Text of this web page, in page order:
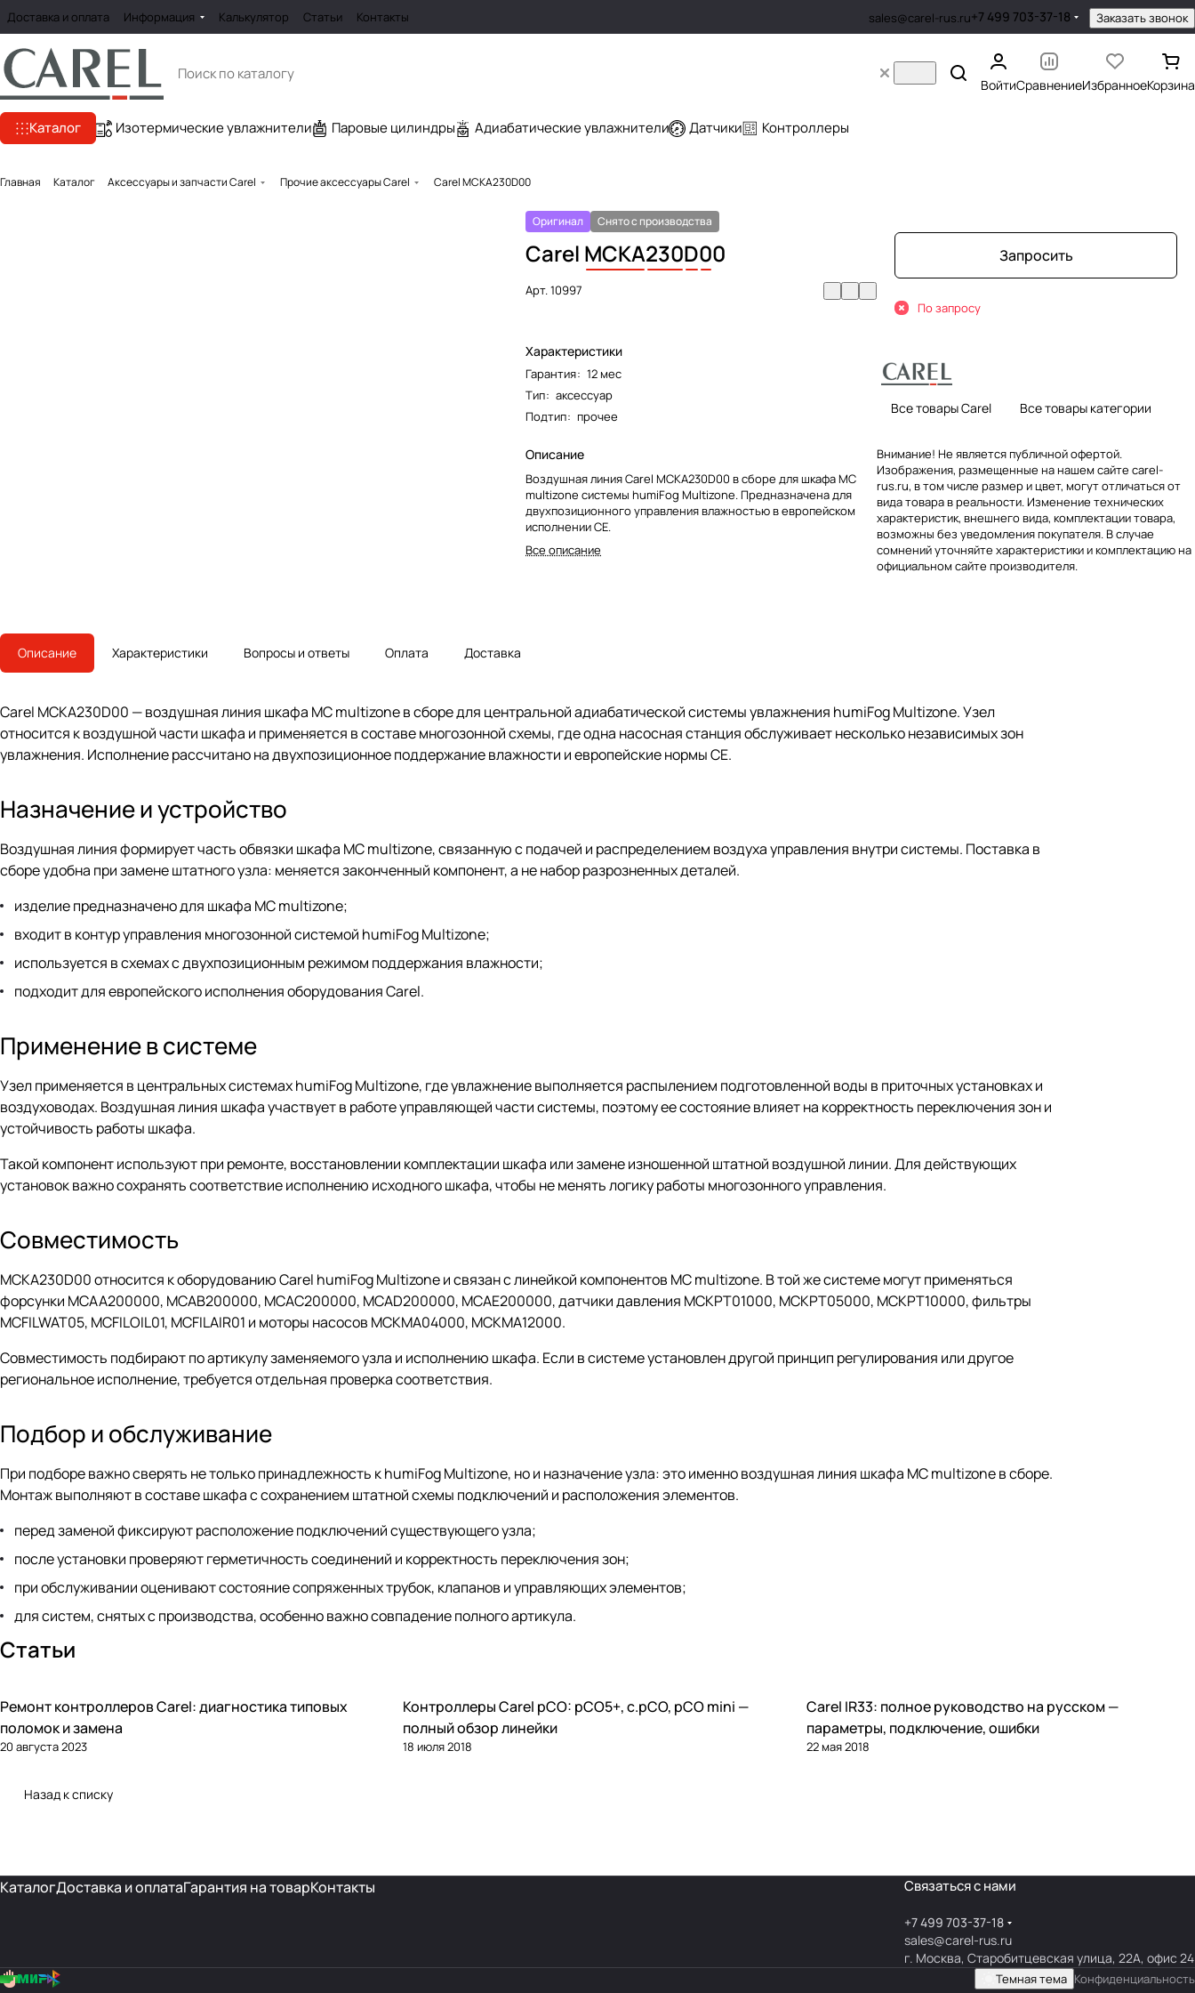
Доставка и оплата Информация Калькулятор Статьи Контакты sales@carel-rus.ru+7 499 703-37-18 Заказать звонок
ВойтиСравнениеИзбранноеКорзина
Каталог Изотермические увлажнители Паровые цилиндры Адиабатические увлажнители Датчики Контроллеры
Главная Каталог Аксессуары и запчасти Carel Прочие аксессуары Carel Carel MCKA230D00
Оригинал Снято с производства
Carel MCKA230D00
Арт.10997
Характеристики
Гарантия: 12 мес
Тип: аксессуар
Подтип: прочее
Описание
Воздушная линия Carel MCKA230D00 в сборе для шкафа MC
multizone системы humiFog Multizone. Предназначена для
двухпозиционного управления влажностью в европейском
исполнении CE.
Все описание
Запросить
По запросу
Все товары Carel Все товары категории
Внимание! Не является публичной офертой.
Изображения, размещенные на нашем сайте carel-
rus.ru, в том числе размер и цвет, могут отличаться от
вида товара в реальности. Изменение технических
характеристик, внешнего вида, комплектации товара,
возможны без уведомления покупателя. В случае
сомнений уточняйте характеристики и комплектацию на
официальном сайте производителя.
Описание Характеристики Вопросы и ответы Оплата Доставка
Carel MCKA230D00 — воздушная линия шкафа MC multizone в сборе для центральной адиабатической системы увлажнения humiFog Multizone. Узел
относится к воздушной части шкафа и применяется в составе многозонной схемы, где одна насосная станция обслуживает несколько независимых зон
увлажнения. Исполнение рассчитано на двухпозиционное поддержание влажности и европейские нормы CE.
Назначение и устройство
Воздушная линия формирует часть обвязки шкафа MC multizone, связанную с подачей и распределением воздуха управления внутри системы. Поставка в
сборе удобна при замене штатного узла: меняется законченный компонент, а не набор разрозненных деталей.
изделие предназначено для шкафа MC multizone;
входит в контур управления многозонной системой humiFog Multizone;
используется в схемах с двухпозиционным режимом поддержания влажности;
подходит для европейского исполнения оборудования Carel.
Применение в системе
Узел применяется в центральных системах humiFog Multizone, где увлажнение выполняется распылением подготовленной воды в приточных установках и
воздуховодах. Воздушная линия шкафа участвует в работе управляющей части системы, поэтому ее состояние влияет на корректность переключения зон и
устойчивость работы шкафа.
Такой компонент используют при ремонте, восстановлении комплектации шкафа или замене изношенной штатной воздушной линии. Для действующих
установок важно сохранять соответствие исполнению исходного шкафа, чтобы не менять логику работы многозонного управления.
Совместимость
MCKA230D00 относится к оборудованию Carel humiFog Multizone и связан с линейкой компонентов MC multizone. В той же системе могут применяться
форсунки MCAA200000, MCAB200000, MCAC200000, MCAD200000, MCAE200000, датчики давления MCKPT01000, MCKPT05000, MCKPT10000, фильтры
MCFILWAT05, MCFILOIL01, MCFILAIR01 и моторы насосов MCKMA04000, MCKMA12000.
Совместимость подбирают по артикулу заменяемого узла и исполнению шкафа. Если в системе установлен другой принцип регулирования или другое
региональное исполнение, требуется отдельная проверка соответствия.
Подбор и обслуживание
При подборе важно сверять не только принадлежность к humiFog Multizone, но и назначение узла: это именно воздушная линия шкафа MC multizone в сборе.
Монтаж выполняют в составе шкафа с сохранением штатной схемы подключений и расположения элементов.
перед заменой фиксируют расположение подключений существующего узла;
после установки проверяют герметичность соединений и корректность переключения зон;
при обслуживании оценивают состояние сопряженных трубок, клапанов и управляющих элементов;
для систем, снятых с производства, особенно важно совпадение полного артикула.
Статьи
Автоматика и контроллеры
Ремонт контроллеров Carel: диагностика типовых
поломок и замена
20 августа 2023
Автоматика и контроллеры
Контроллеры Carel pCO: pCO5+, c.pCO, pCO mini —
полный обзор линейки
18 июля 2018
Автоматика и контроллеры
Carel IR33: полное руководство на русском —
параметры, подключение, ошибки
22 мая 2018
Назад к списку
КаталогДоставка и оплатаГарантия на товарКонтакты Связаться с нами
+7 499 703-37-18
sales@carel-rus.ru
г. Москва, Старобитцевская улица, 22А, офис 24
Темная тема Конфиденциальность